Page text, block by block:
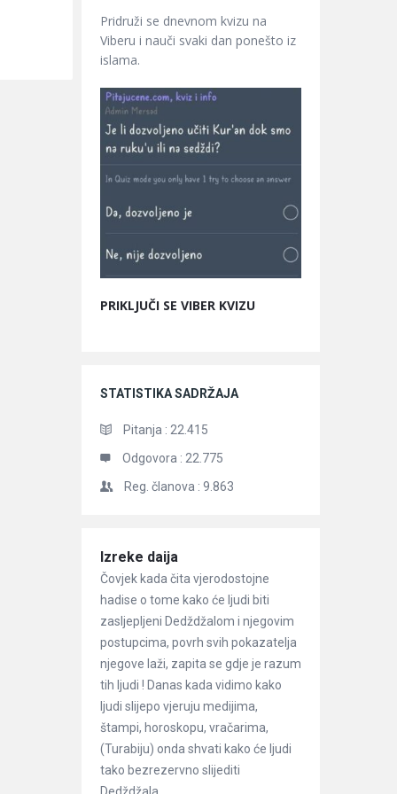
Pridruži se dnevnom kvizu na
Viberu i nauči svaki dan ponešto iz
islama.
PRIKLJUČI SE VIBER KVIZU
STATISTIKA SADRŽAJA
Pitanja : 22.415
Odgovora : 22.775
Reg. članova : 9.863
Članci
Izreke daija
Čovjek kada čita vjerodostojne
hadise o tome kako će ljudi biti
zasljepljeni Dedždžalom i njegovim
postupcima, povrh svih pokazatelja
njegove laži, zapita se gdje je razum
tih ljudi ! Danas kada vidimo kako
ljudi slijepo vjeruju medijima,
štampi, horoskopu, vračarima,
(Turabiju) onda shvati kako će ljudi
tako bezrezervno slijediti